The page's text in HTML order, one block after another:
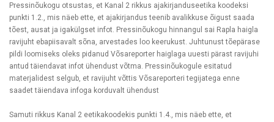
Pressinõukogu otsustas, et Kanal 2 rikkus ajakirjanduseetika koodeksi
punkti 1.2., mis näeb ette, et ajakirjandus teenib avalikkuse õigust saada
tõest, ausat ja igakülgset infot. Pressinõukogu hinnangul sai Rapla haigla
ravijuht ebapiisavalt sõna, arvestades loo keerukust. Juhtunust tõepärase
pildi loomiseks oleks pidanud Võsareporter haiglaga uuesti pärast ravijuhi
antud täiendavat infot ühendust võtma. Pressinõukogule esitatud
materjalidest selgub, et ravijuht võttis Võsareporteri tegijatega enne
saadet täiendava infoga korduvalt ühendust
Samuti rikkus Kanal 2 eetikakoodekis punkti 1.4., mis näeb ette, et